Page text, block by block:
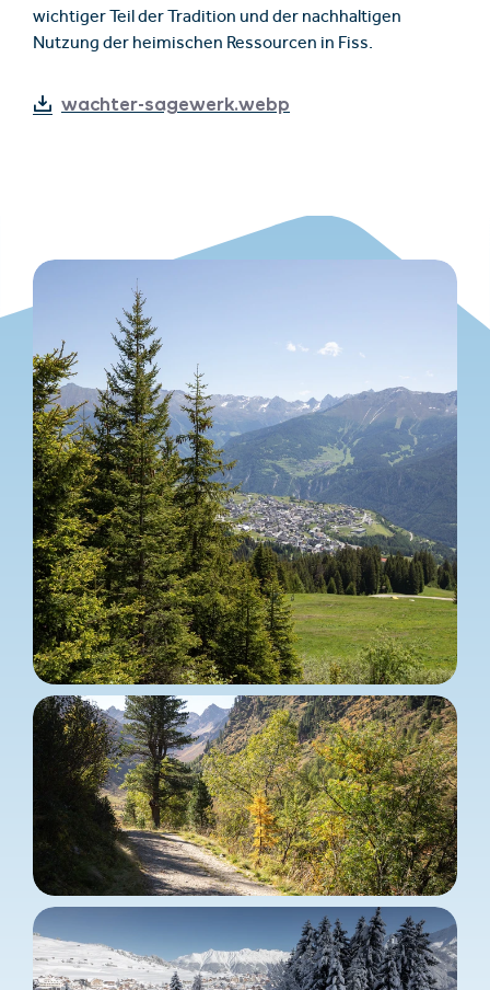
wichtiger Teil der Tradition und der nachhaltigen
Nutzung der heimischen Ressourcen in Fiss.
wachter-sagewerk.webp